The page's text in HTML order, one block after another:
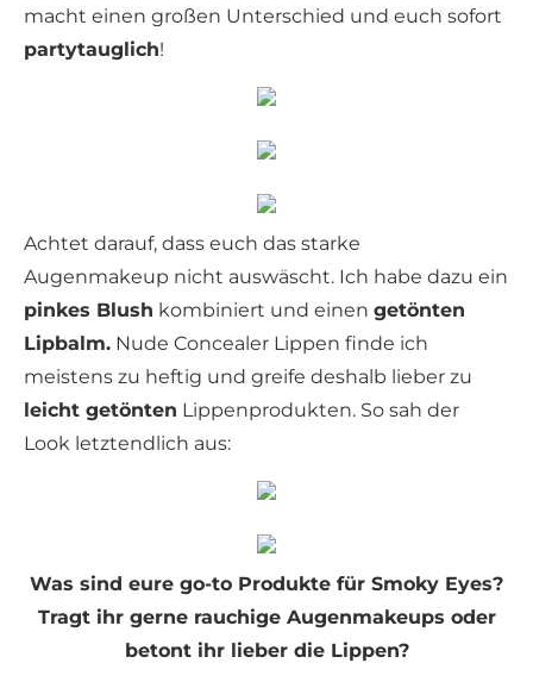
macht einen großen Unterschied und euch sofort
partytauglich!
Achtet darauf, dass euch das starke
Augenmakeup nicht auswäscht. Ich habe dazu ein
pinkes Blush kombiniert und einen getönten
Lipbalm. Nude Concealer Lippen finde ich
meistens zu heftig und greife deshalb lieber zu
leicht getönten Lippenprodukten. So sah der
Look letztendlich aus:
Was sind eure go-to Produkte für Smoky Eyes?
Tragt ihr gerne rauchige Augenmakeups oder
betont ihr lieber die Lippen?